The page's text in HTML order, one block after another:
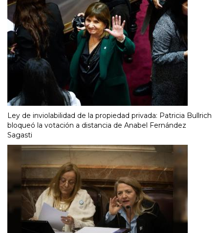
Ley de inviolabilidad de la propiedad privada: Patricia Bullrich
bloqueó la votación a distancia de Anabel Fernández
Sagasti